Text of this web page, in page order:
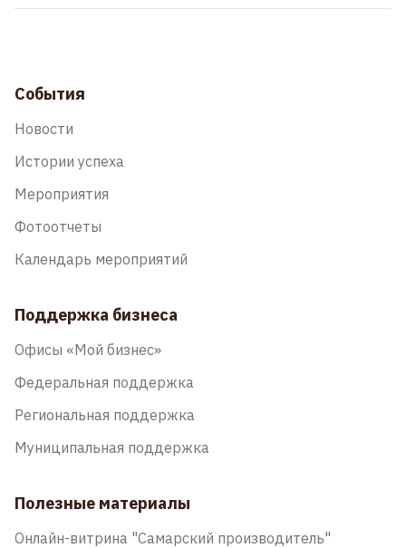
События
Новости
Истории успеха
Мероприятия
Фотоотчеты
Календарь мероприятий
Поддержка бизнеса
Офисы «Мой бизнес»
Федеральная поддержка
Региональная поддержка
Муниципальная поддержка
Полезные материалы
Онлайн-витрина "Самарский производитель"